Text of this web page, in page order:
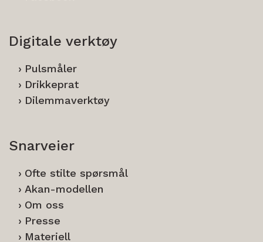
Digitale verktøy
Pulsmåler
Drikkeprat
Dilemmaverktøy
Snarveier
Ofte stilte spørsmål
Akan-modellen
Om oss
Presse
Materiell